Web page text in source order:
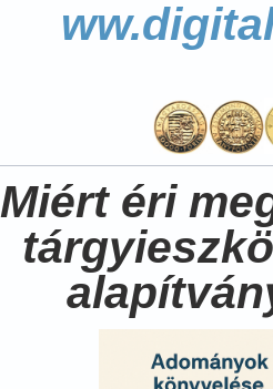
Miért éri